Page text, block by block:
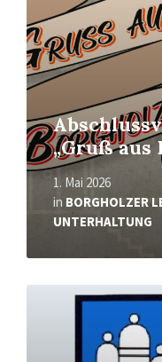
„Gruß aus
1. Mai 2026
in BORGHOLZER
UNTERHALTUNG
Mehr